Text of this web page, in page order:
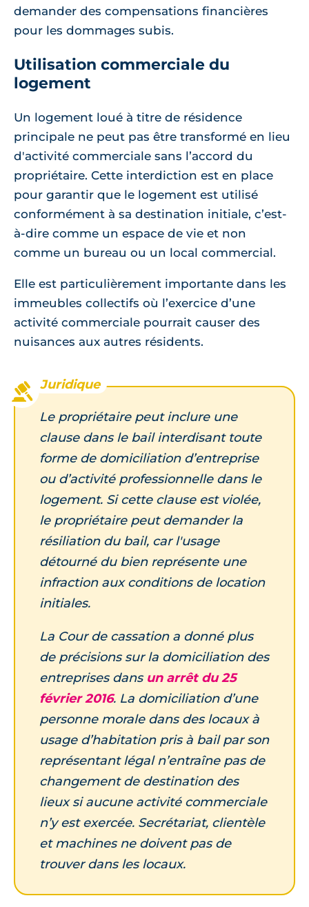
demander des compensations financières
pour les dommages subis.
Utilisation commerciale du
logement
Un logement loué à titre de résidence
principale ne peut pas être transformé en lieu
d'activité commerciale sans l’accord du
propriétaire. Cette interdiction est en place
pour garantir que le logement est utilisé
conformément à sa destination initiale, c’est-
à-dire comme un espace de vie et non
comme un bureau ou un local commercial.
Elle est particulièrement importante dans les
immeubles collectifs où l’exercice d’une
activité commerciale pourrait causer des
nuisances aux autres résidents.
Le propriétaire peut inclure une
clause dans le bail interdisant toute
forme de domiciliation d’entreprise
ou d’activité professionnelle dans le
logement. Si cette clause est violée,
le propriétaire peut demander la
résiliation du bail, car l'usage
détourné du bien représente une
infraction aux conditions de location
initiales.
La Cour de cassation a donné plus
de précisions sur la domiciliation des
entreprises dans un arrêt du 25
février 2016. La domiciliation d’une
personne morale dans des locaux à
usage d’habitation pris à bail par son
représentant légal n’entraîne pas de
changement de destination des
lieux si aucune activité commerciale
n’y est exercée. Secrétariat, clientèle
et machines ne doivent pas de
trouver dans les locaux.